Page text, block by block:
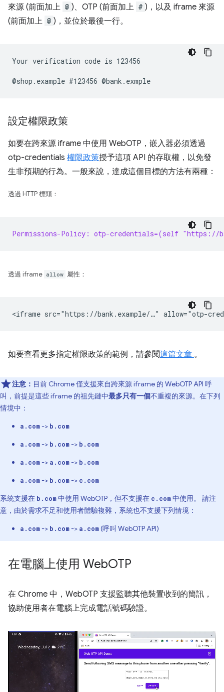
來源 (前面加上 @ )、OTP (前面加上 # )，以及 iframe 來源
(前面加上 @ )，並位於最後一行。
Your verification code is 123456
設定權限政策
如要在跨來源 iframe 中使用 WebOTP，嵌入器必須透過
otp-credentials 權限政策授予這項 API 的存取權，以免發
生非預期的行為。一般來說，達成這個目標的方法有兩種：
透過 HTTP 標頭：
Permissions-Policy: otp-credentials=(self "https://
透過 iframe allow 屬性：
如要查看更多指定權限政策的範例，請參閱這篇文章 。
注意： 目前 Chrome 僅支援來自跨來源 iframe 的 WebOTP API 呼
叫，前提是這些 iframe 的祖先鏈中最多只有一個不重複的來源。在下列
情境中：
a.com-> b.com
a.com-> b.com-> b.com
a.com-> a.com-> b.com
a.com-> b.com-> c.com
系統支援在 b.com中使用 WebOTP，但不支援在 c.com中使用。 請注
意，由於需求不足和使用者體驗複雜，系統也不支援下列情境：
a.com-> b.com-> a.com(呼叫 WebOTP API)
在電腦上使用 WebOTP
在 Chrome 中，WebOTP 支援監聽其他裝置收到的簡訊，
協助使用者在電腦上完成電話號碼驗證。